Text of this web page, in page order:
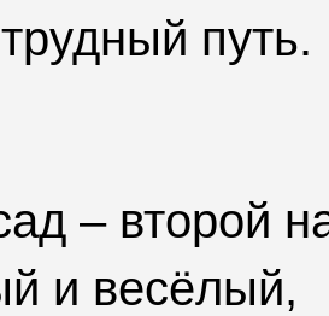
путь.
– второй
и весёлый,